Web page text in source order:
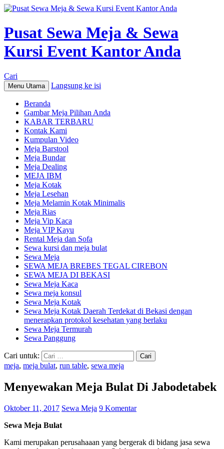
Pusat Sewa Meja & Sewa
Kursi Event Kantor Anda
Cari
Menu Utama Langsung ke isi
Beranda
Gambar Meja Pilihan Anda
KABAR TERBARU
Kontak Kami
Kumpulan Video
Meja Barstool
Meja Bundar
Meja Dealing
MEJA IBM
Meja Kotak
Meja Lesehan
Meja Melamin Kotak Minimalis
Meja Rias
Meja Vip Kaca
Meja VIP Kayu
Rental Meja dan Sofa
Sewa kursi dan meja bulat
Sewa Meja
SEWA MEJA BREBES TEGAL CIREBON
SEWA MEJA DI BEKASI
Sewa Meja Kaca
Sewa meja konsul
Sewa Meja Kotak
Sewa Meja Kotak Daerah Terdekat di Bekasi dengan
menerapkan protokol kesehatan yang berlaku
Sewa Meja Termurah
Sewa Panggung
Cari untuk:
meja, meja bulat, run table, sewa meja
Menyewakan Meja Bulat Di Jabodetabek
Oktober 11, 2017 Sewa Meja 9 Komentar
Sewa Meja Bulat
Kami merupakan perusahaaan yang bergerak di bidang jasa sewa